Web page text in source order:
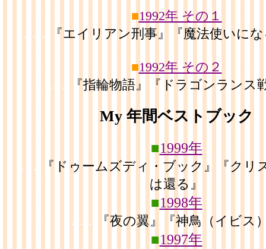
■1992年 その１
…… 『エイリアン刑事』『魔法使いに
■1992年 その２
……『指輪物語』『ドラゴンランス
My 年間ベストブック
■1999年
……『ドゥームズディ・ブック』『クリ
は還る』
■1998年
…… 『夜の翼』『神鳥（イビス
■1997年